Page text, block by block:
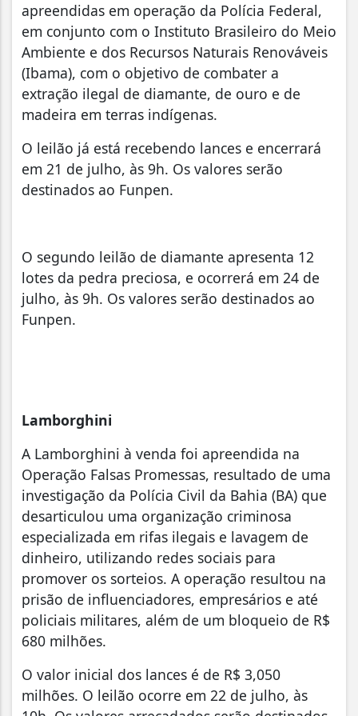
apreendidas em operação da Polícia Federal,
em conjunto com o Instituto Brasileiro do Meio
Ambiente e dos Recursos Naturais Renováveis
(Ibama), com o objetivo de combater a
extração ilegal de diamante, de ouro e de
madeira em terras indígenas.
O leilão já está recebendo lances e encerrará
em 21 de julho, às 9h. Os valores serão
destinados ao Funpen.
O segundo leilão de diamante apresenta 12
lotes da pedra preciosa, e ocorrerá em 24 de
julho, às 9h. Os valores serão destinados ao
Funpen.
Lamborghini
A Lamborghini à venda foi apreendida na
Operação Falsas Promessas, resultado de uma
investigação da Polícia Civil da Bahia (BA) que
desarticulou uma organização criminosa
especializada em rifas ilegais e lavagem de
dinheiro, utilizando redes sociais para
promover os sorteios. A operação resultou na
prisão de influenciadores, empresários e até
policiais militares, além de um bloqueio de R$
680 milhões.
O valor inicial dos lances é de R$ 3,050
milhões. O leilão ocorre em 22 de julho, às